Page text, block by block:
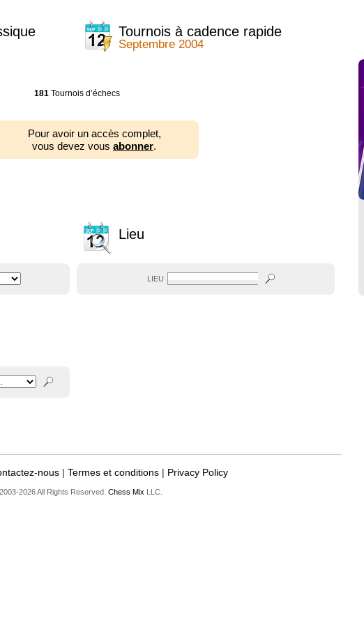
Tournois à cadence rapide
Septembre 2004
181Tournois d’échecs
Pour avoir un accès complet,
vous devez vous abonner.
Lieu
LIEU
nous| Termes et conditions| Privacy Policy
2026 All Rights Reserved. Chess Mix LLC.